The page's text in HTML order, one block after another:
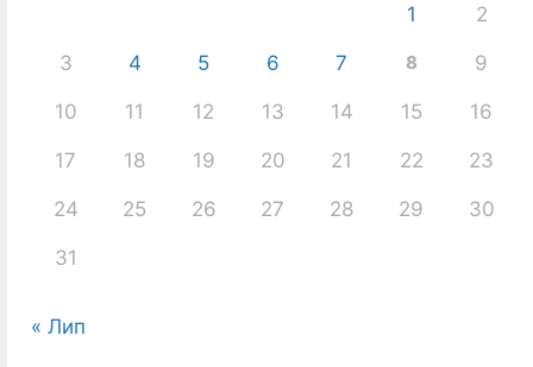
1 2
3 4 5 6 7 8 9
10 11 12 13 14 15 16
17 18 19 20 21 22 23
24 25 26 27 28 29 30
31
« Лип